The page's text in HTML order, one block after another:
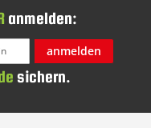
anmelden:
anmelden
sichern.